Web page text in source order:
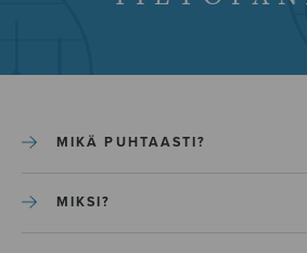
MIKÄ PUHTAASTI?
MIKSI?